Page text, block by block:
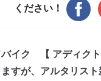
ください！
イク 【 アディク
すが、アルタリス